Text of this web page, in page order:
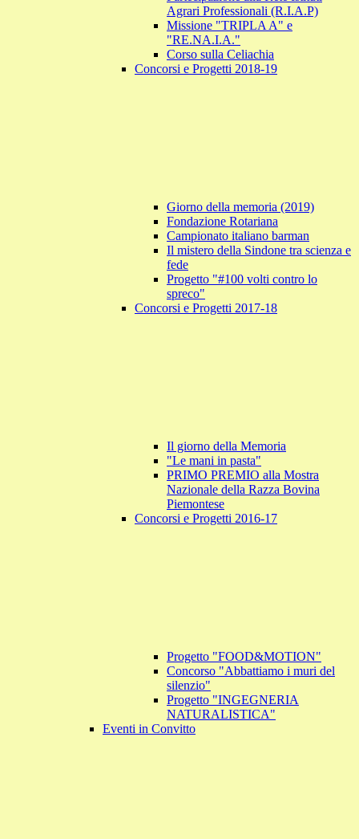
Agrari Professionali (R.I.A.P)
Missione "TRIPLA A" e
"RE.NA.I.A."
Corso sulla Celiachia
Concorsi e Progetti 2018-19
Giorno della memoria (2019)
Fondazione Rotariana
Campionato italiano barman
Il mistero della Sindone tra scienza e
fede
Progetto "#100 volti contro lo
spreco"
Concorsi e Progetti 2017-18
Il giorno della Memoria
"Le mani in pasta"
PRIMO PREMIO alla Mostra
Nazionale della Razza Bovina
Piemontese
Concorsi e Progetti 2016-17
Progetto "FOOD&MOTION"
Concorso "Abbattiamo i muri del
silenzio"
Progetto "INGEGNERIA
NATURALISTICA"
Eventi in Convitto